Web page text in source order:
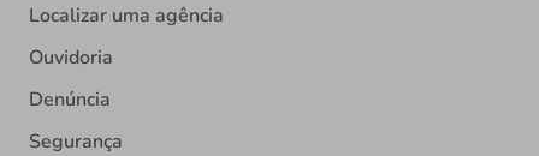
Localizar uma agência
Ouvidoria
Denúncia
Segurança